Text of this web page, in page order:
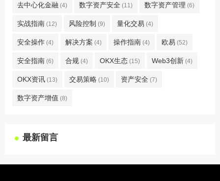
去中心化金融 (4) 数字资产安全 (11) 数字资产管理 (6)
实战指南 (12) 风险控制 (9) 量化交易 (4)
安全操作 (4) 解决方案 (4) 操作指南 (4) 欧易 (52)
安全指南 (6) 合规 (4) OKX生态 (15) Web3创新 (4)
OKX资讯 (13) 交易策略 (10) 资产安全 (7)
数字资产增值 (8)
最新留言